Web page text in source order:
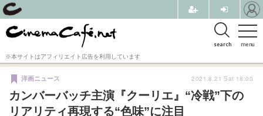
menu
search
※本サイトはアフィリエイト広告を利用しています
カンバーバッチ主演『クーリエ』“冷戦”下の
リアリティ再現する“色味”に注目
洋画ニュース 2021.8.21 Sat 18:00